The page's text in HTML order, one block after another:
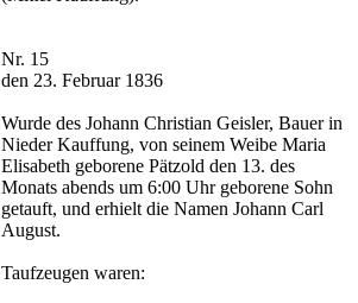
Nr. 15
den 23. Februar 1836
Wurde des Johann Christian Geisler, Bauer in
Nieder Kauffung, von seinem Weibe Maria
Elisabeth geborene Pätzold den 13. des
Monats abends um 6:00 Uhr geborene Sohn
getauft, und erhielt die Namen Johann Carl
August.
Taufzeugen waren: